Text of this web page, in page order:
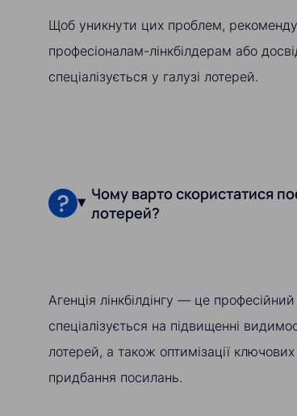
Щоб уникнути цих проблем,
професіоналам-лінкбілдерам або
спеціалізується у галузі лотерей.
Чому варто скористатися
лотерей?
Агенція лінкбілдінгу — це
спеціалізується на підвищенні
лотерей, а також оптимізації
придбання посилань.